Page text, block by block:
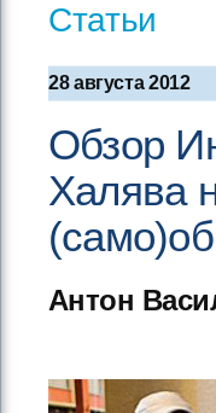
Статьи
28 августа 2012
Обзор
Халява
Антон